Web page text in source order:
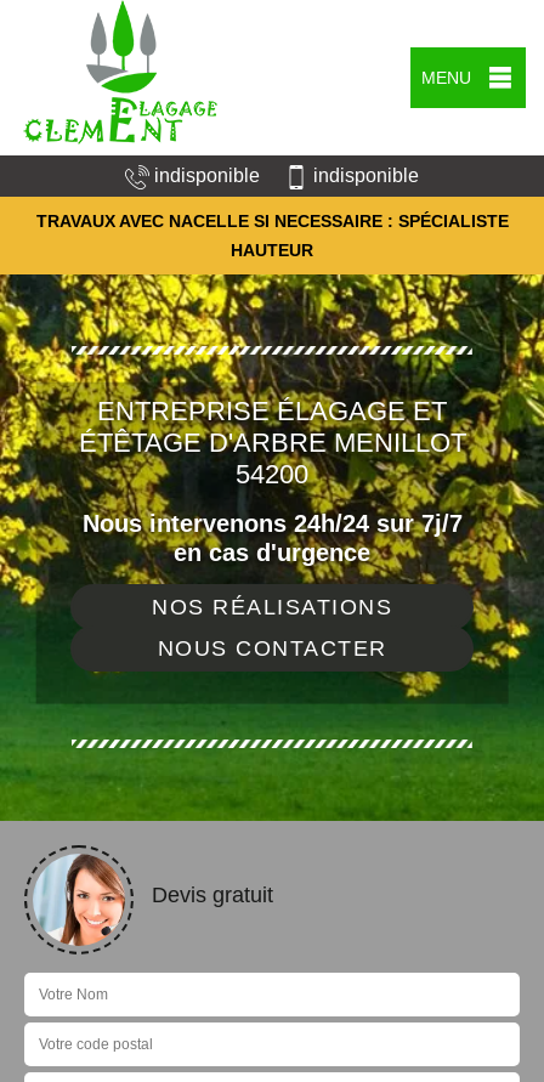
MENU
indisponible indisponible
TRAVAUX AVEC NACELLE SI NECESSAIRE : SPÉCIALISTE
HAUTEUR
ENTREPRISE ÉLAGAGE ET
ÉTÊTAGE D'ARBRE MENILLOT
54200
Nous intervenons 24h/24 sur 7j/7
en cas d'urgence
NOS RÉALISATIONS
NOUS CONTACTER
Devis gratuit